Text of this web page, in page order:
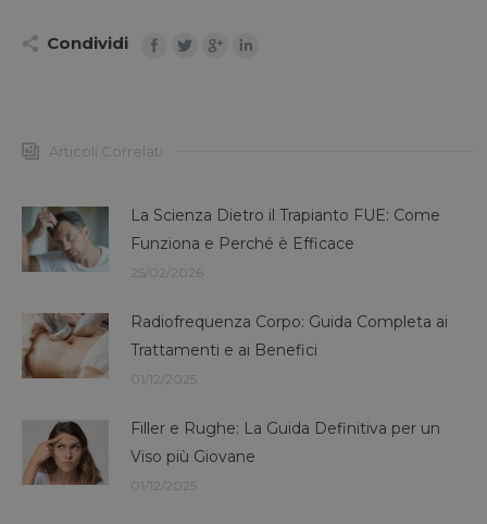
Condividi
Articoli Correlati
La Scienza Dietro il Trapianto FUE: Come
Funziona e Perché è Efficace
25/02/2026
Radiofrequenza Corpo: Guida Completa ai
Trattamenti e ai Benefici
01/12/2025
Filler e Rughe: La Guida Definitiva per un
Viso più Giovane
01/12/2025